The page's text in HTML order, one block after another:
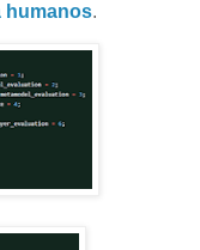
humanos.